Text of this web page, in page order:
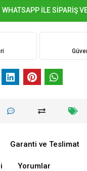
WHATSAPP İLE SİPARİŞ
Garanti ve Teslimat
Yorumlar